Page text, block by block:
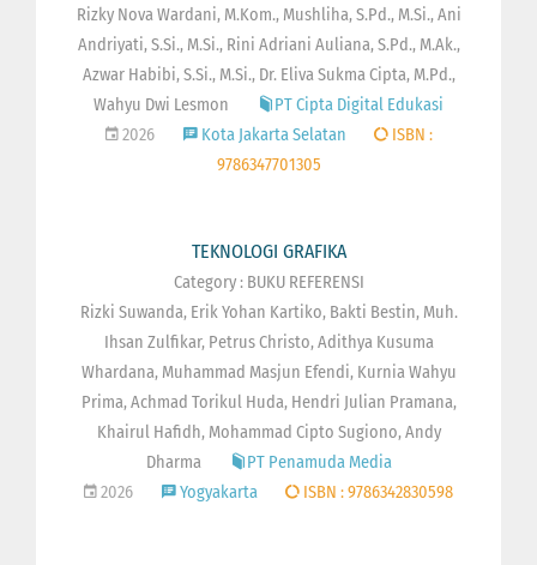
Rizky Nova Wardani, M.Kom., Mushliha, S.Pd., M.Si., Ani
Andriyati, S.Si., M.Si., Rini Adriani Auliana, S.Pd., M.Ak.,
Azwar Habibi, S.Si., M.Si., Dr. Eliva Sukma Cipta, M.Pd.,
Wahyu Dwi Lesmon
PT Cipta Digital Edukasi
2026
Kota Jakarta Selatan
ISBN :
9786347701305
TEKNOLOGI GRAFIKA
Category : BUKU REFERENSI
Rizki Suwanda, Erik Yohan Kartiko, Bakti Bestin, Muh.
Ihsan Zulfikar, Petrus Christo, Adithya Kusuma
Whardana, Muhammad Masjun Efendi, Kurnia Wahyu
Prima, Achmad Torikul Huda, Hendri Julian Pramana,
Khairul Hafidh, Mohammad Cipto Sugiono, Andy
Dharma
PT Penamuda Media
2026
Yogyakarta ISBN : 9786342830598